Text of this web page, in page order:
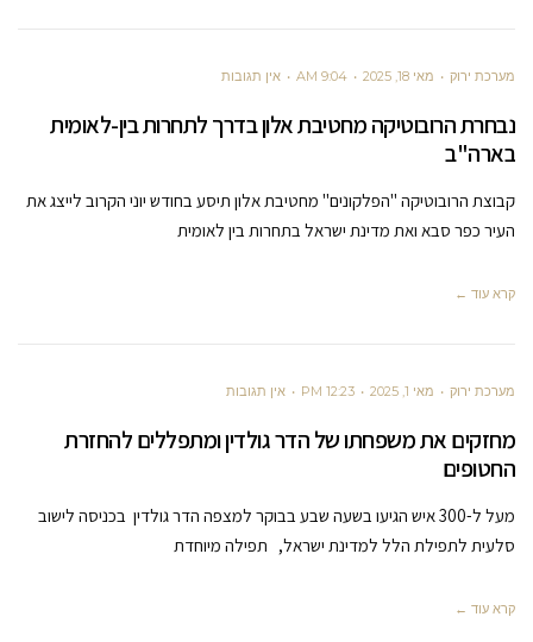
מערכת ירוק מאי 18, 2025 9:04 AM אין תגובות
נבחרת הרובוטיקה מחטיבת אלון בדרך לתחרות בין-לאומית
בארה"ב
קבוצת הרובוטיקה "הפלקונים" מחטיבת אלון תיסע בחודש יוני הקרוב לייצג את
העיר כפר סבא ואת מדינת ישראל בתחרות בין לאומית
קרא עוד ←
מערכת ירוק מאי 1, 2025 12:23 PM אין תגובות
מחזקים את משפחתו של הדר גולדין ומתפללים להחזרת
החטופים
מעל ל-300 איש הגיעו בשעה שבע בבוקר למצפה הדר גולדין בכניסה לישוב
סלעית לתפילת הלל למדינת ישראל, תפילה מיוחדת
קרא עוד ←